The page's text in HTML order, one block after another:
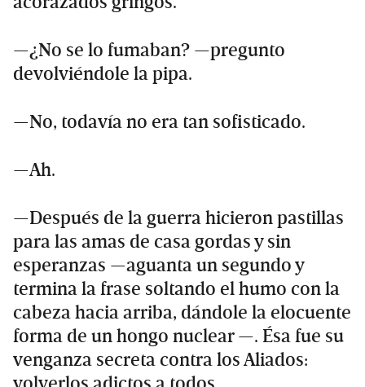
—¿No se lo fumaban? —pregunto
devolviéndole la pipa.
—No, todavía no era tan sofisticado.
—Ah.
—Después de la guerra hicieron pastillas
para las amas de casa gordas y sin
esperanzas —aguanta un segundo y
termina la frase soltando el humo con la
cabeza hacia arriba, dándole la elocuente
forma de un hongo nuclear —. Ésa fue su
venganza secreta contra los Aliados: